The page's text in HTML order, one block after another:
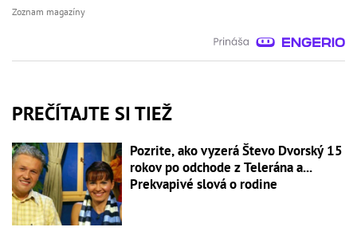
Zoznam magazíny
PREČÍTAJTE SI TIEŽ
Pozrite, ako vyzerá Števo Dvorský 15
rokov po odchode z Telerána a...
Prekvapivé slová o rodine